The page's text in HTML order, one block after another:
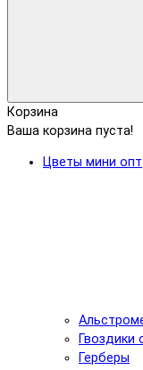
Корзина
Ваша корзина пуста!
Цветы мини опт
Гвоздики
Герберы